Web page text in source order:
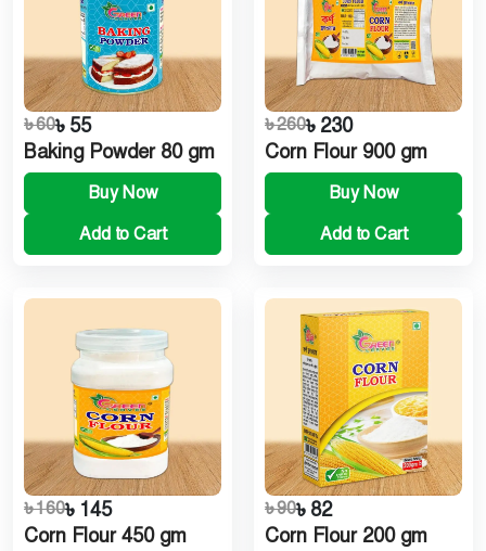
৳ 60৳ 55
Baking Powder 80 gm
Buy Now
Add to Cart
৳ 260৳ 230
Corn Flour 900 gm
Buy Now
Add to Cart
৳ 160৳ 145
Corn Flour 450 gm
৳ 90৳ 82
Corn Flour 200 gm